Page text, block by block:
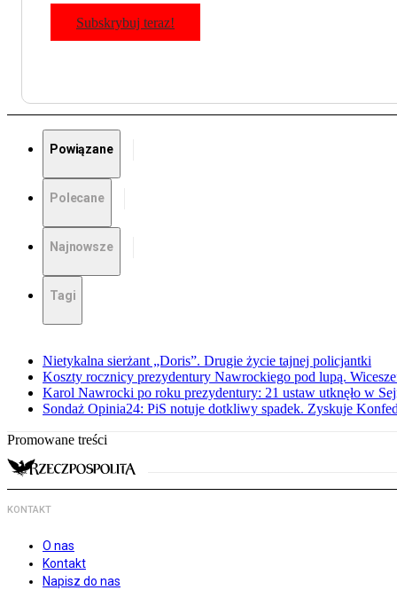
Subskrybuj teraz!
Powiązane
Polecane
Najnowsze
Tagi
Nietykalna sierżant „Doris”. Drugie życie tajnej policjantki
Koszty rocznicy prezydentury Nawrockiego pod lupą.
Karol Nawrocki po roku prezydentury: 21 ustaw utknęło w
Sondaż Opinia24: PiS notuje dotkliwy spadek. Zyskuje
Promowane treści
KONTAKT
O nas
Kontakt
Napisz do nas